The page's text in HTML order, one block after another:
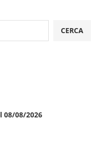
CERCA
08/08/2026